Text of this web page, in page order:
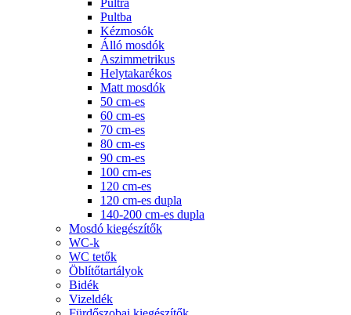
Pultba
Kézmosók
Álló mosdók
Aszimmetrikus
Helytakarékos
Matt mosdók
50 cm-es
60 cm-es
70 cm-es
80 cm-es
90 cm-es
100 cm-es
120 cm-es
120 cm-es dupla
140-200 cm-es dupla
Mosdó kiegészítők
WC-k
WC tetők
Öblítőtartályok
Bidék
Vizeldék